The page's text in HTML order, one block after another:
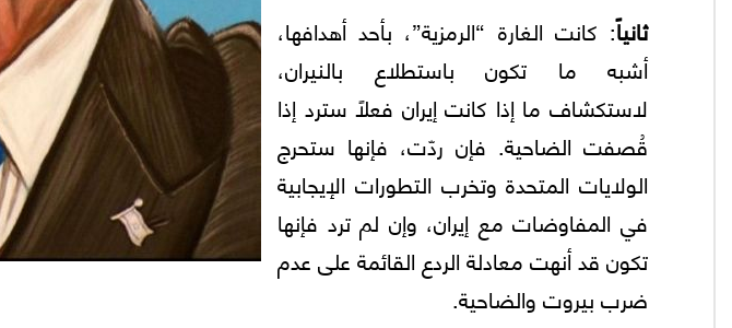
ثانياً: كانت الغارة “الرمزية”، بأحد أهدافها،
أشبه ما تكون باستطلاع بالنيران،
لاستكشاف ما إذا كانت إيران فعلاً سترد إذا
قُصفت الضاحية. فإن ردّت، فإنها ستحرج
الولايات المتحدة وتخرب التطورات الإيجابية
في المفاوضات مع إيران، وإن لم ترد فإنها
تكون قد أنهت معادلة الردع القائمة على عدم
ضرب بيروت والضاحية.